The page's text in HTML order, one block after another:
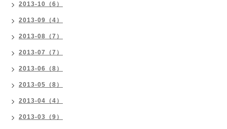
2013-10（6）
2013-09（4）
2013-08（7）
2013-07（7）
2013-06（8）
2013-05（8）
2013-04（4）
2013-03（9）